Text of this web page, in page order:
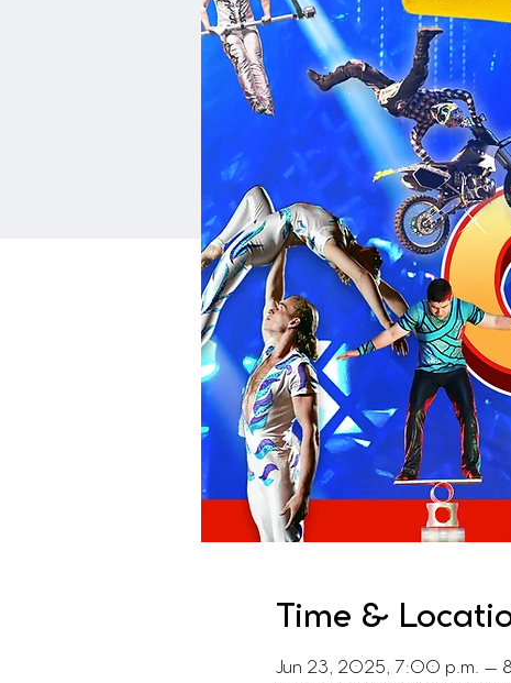
Time &
Jun 23, 2025, 7:00 p.m. –